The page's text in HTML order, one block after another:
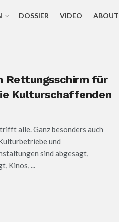
DOSSIER VIDEO ABOUT
Rettungsschirm für
Kulturschaffenden
alle. Ganz besonders auch
und
sind abgesagt,
Kinos, ...